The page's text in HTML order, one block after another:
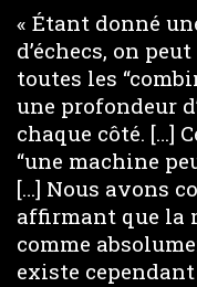
« Étant donné
d’échecs, on
toutes les
une profondeur
chaque côté. […]
“une machine
[…] Nous avons
affirmant que la
comme
existe